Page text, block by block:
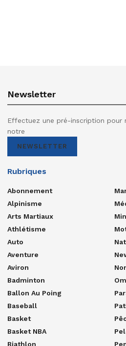
Newsletter
Effectuez une pré-inscription pour
notre
NEWSLETTER
Rubriques
Abonnement
Alpinisme
Arts Martiaux
Athlétisme
Auto
Aventure
Aviron
Badminton
Ballon Au Poing
Baseball
Basket
Basket NBA
Biathlon